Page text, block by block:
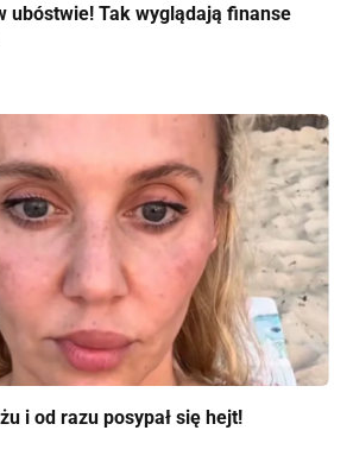
ubóstwie! Tak wyglądają finanse
i od razu posypał się hejt!